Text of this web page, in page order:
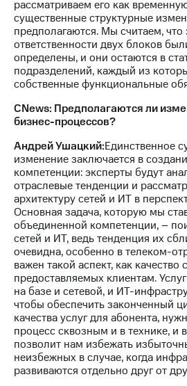
информации
Информация
акционерам
Документы
ПАО
"МТС"
Собрания
акционеров
Личный
кабинет
акционера
Акционерный
капитал
Контроль
и
аудит
Рынок
акций
Описание
Программа
приобретения
Порядок
выкупа
акций
Дивиденды
Рынок
облигаций
рассматриваем его как
существенные структурные
предполагаются. Мы считаем, что
ответственности двух блоков
определены, и они остаются в
подразделений, каждый из
собственные функциональные
CNews: Предполагаются ли
бизнес-процессов?
Андрей Ушацкий:Единственное
изменение заключается в
компетенции: эксперты будут
отраслевые тенденции и
архитектуру сетей и ИТ в
Основная задача, которую мы
объединенной компетенции, –
сетей и ИТ, ведь тенденция их
очевидна, особенно в телеком-
важен такой аспект, как качество
предоставляемых клиентам.
на базе и сетевой, и ИТ-
чтобы обеспечить законченный
качества услуг для абонента,
процесс сквозным и в технике, и
позволит нам избежать
неизбежных в случае, когда
развиваются отдельно друг от